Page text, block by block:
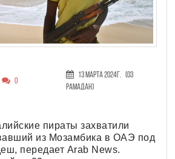
0
13 Марта 2024г. (03
Рамадан)
пираты захватили
из Мозамбика в ОАЭ под
передает Arab News.